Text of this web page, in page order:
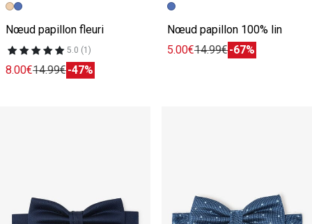
Image précédente
Image suivante
Nœud papillon fleuri
5.0 (1)
8.00€14.99€-47%
Image précédente
Image suivante
Nœud papillon 100% lin
5.00€14.99€-67%